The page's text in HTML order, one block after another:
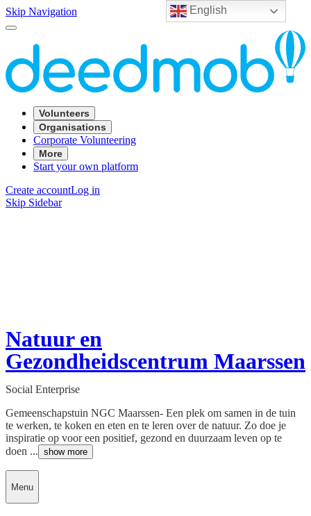
English
Skip Navigation
Volunteers
Organisations
Corporate Volunteering
More
Start your own platform
Create accountLog in
Skip Sidebar
Natuur en
Gezondheidscentrum Maarssen
Social Enterprise
Gemeenschapstuin NGC Maarssen- Een plek om samen in de tuin
te werken, te koken en eten en te leren over de natuur. Zo doe je
inspiratie op voor een positief, gezond en duurzaam leven op te
doen ... show more
Menu